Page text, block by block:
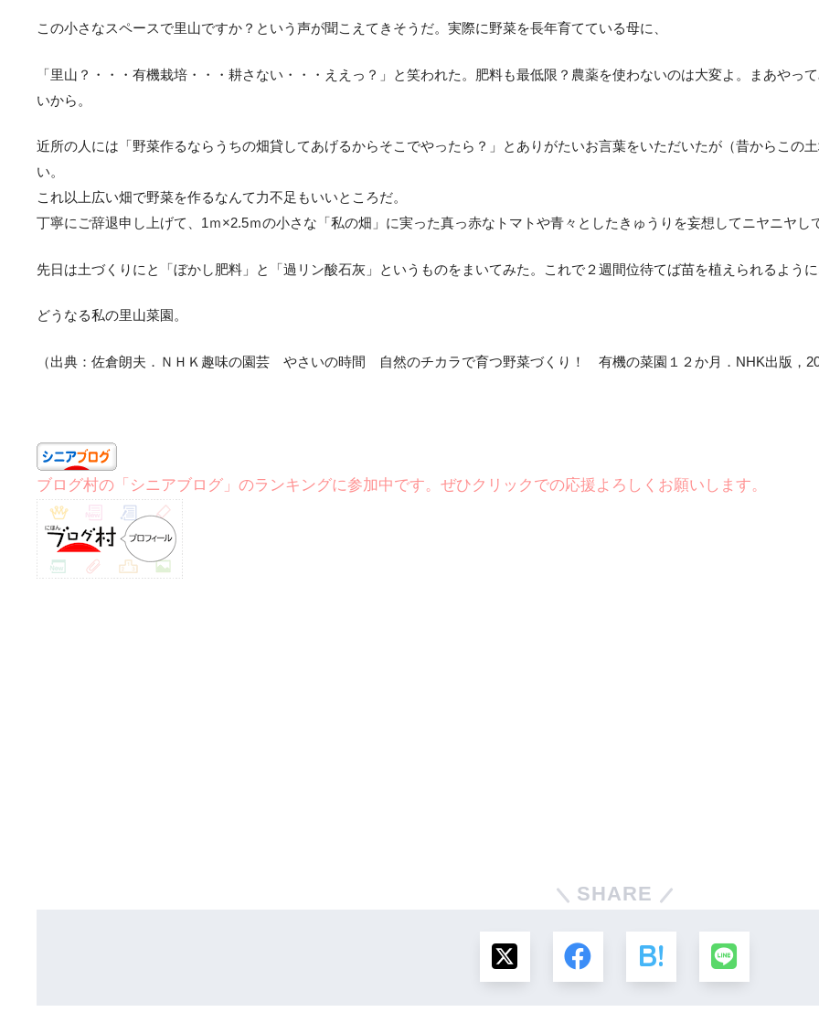
この小さなスペースで里山ですか？という声が聞こえてきそうだ。実際に野菜を長年育てている母に、
「里山？・・・有機栽培・・・耕さない・・・ええっ？」と笑われた。肥料も最低限？農薬を使わないのは大変よ。まあやっ
いから。
近所の人には「野菜作るならうちの畑貸してあげるからそこでやったら？」とありがたいお言葉をいただいたが（昔からこの
い。
これ以上広い畑で野菜を作るなんて力不足もいいところだ。
丁寧にご辞退申し上げて、1ｍ×2.5ｍの小さな「私の畑」に実った真っ赤なトマトや青々としたきゅうりを妄想してニヤニヤし
先日は土づくりにと「ぼかし肥料」と「過リン酸石灰」というものをまいてみた。これで２週間位待てば苗を植えられるよう
どうなる私の里山菜園。
（出典：佐倉朗夫．ＮＨＫ趣味の園芸 やさいの時間 自然のチカラで育つ野菜づくり！ 有機の菜園１２か月．NHK出版，
ブログ村の「シニアブログ」のランキングに参加中です。ぜひクリックでの応援よろしくお願いします。
SHARE